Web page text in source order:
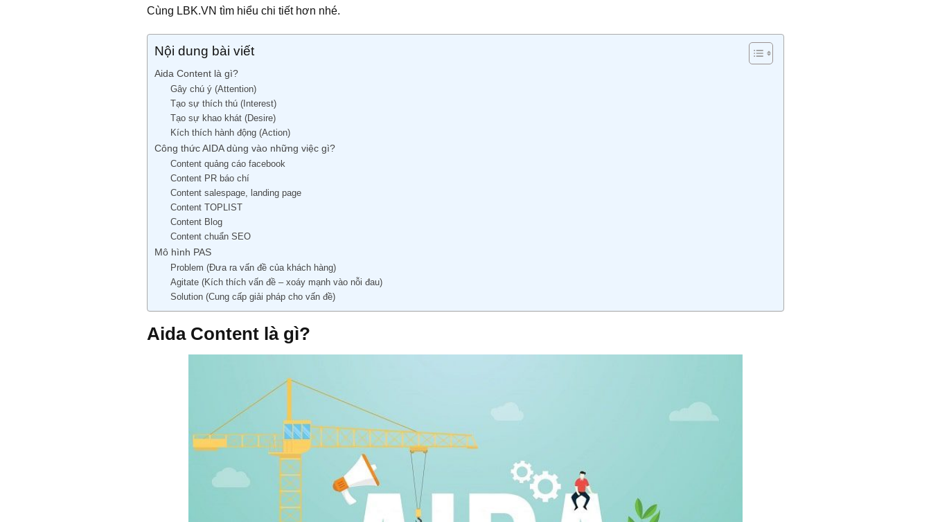
Cùng LBK.VN tìm hiểu chi tiết hơn nhé.
Nội dung bài viết
Aida Content là gì?
Gây chú ý (Attention)
Tạo sự thích thú (Interest)
Tạo sự khao khát (Desire)
Kích thích hành động (Action)
Công thức AIDA dùng vào những việc gì?
Content quảng cáo facebook
Content PR báo chí
Content salespage, landing page
Content TOPLIST
Content Blog
Content chuẩn SEO
Mô hình PAS
Problem (Đưa ra vấn đề của khách hàng)
Agitate (Kích thích vấn đề – xoáy mạnh vào nỗi đau)
Solution (Cung cấp giải pháp cho vấn đề)
Aida Content là gì?